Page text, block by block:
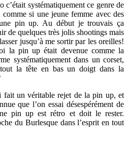
c’était systématiquement ce genre de
si une jeune femme avec des
pin up. Au début je trouvais ça
de quelques très jolis shootings mais
jusqu’à me sortir par les oreilles!
la pin up était devenue comme la
systématiquement dans un corset,
la tête en bas un doigt dans la
fait un véritable rejet de la pin up, et
que l’on essai désespérément de
pin up est rétro et doit le rester.
du Burlesque dans l’esprit en tout